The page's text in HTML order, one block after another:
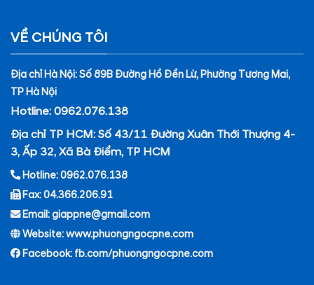
VỀ CHÚNG TÔI
Địa chỉ Hà Nội: Số 89B Đường Hồ Đền Lừ, Phường Tương Mai,
TP Hà Nội
Hotline: 0962.076.138
Địa chỉ TP HCM: Số 43/11 Đường Xuân Thới Thượng 4-
3, Ấp 32, Xã Bà Điểm, TP HCM
Hotline: 0962.076.138
Fax: 04.366.206.91
Email: giappne@gmail.com
Website: www.phuongngocpne.com
Facebook: fb.com/phuongngocpne.com